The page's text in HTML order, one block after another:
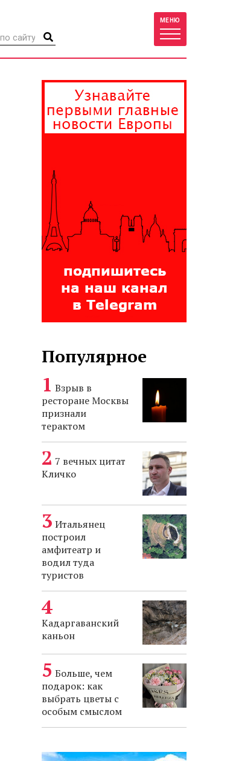
МЕНЮ
Популярное
Взрыв в
ресторане Москвы
признали
терактом
7 вечных цитат
Кличко
Итальянец
построил
амфитеатр и
водил туда
туристов
Кадаргаванский
каньон
Больше, чем
подарок: как
выбрать цветы с
особым смыслом